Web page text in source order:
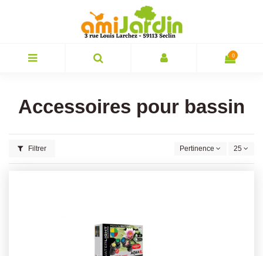
0
Accessoires pour bassin
Filtrer Pertinence 25